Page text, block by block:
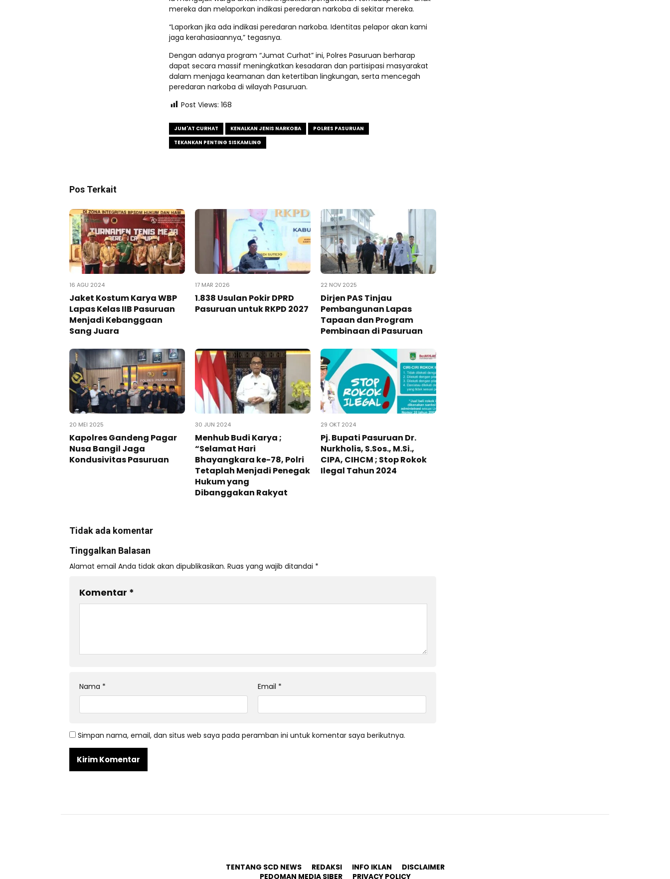
mereka dan melaporkan indikasi peredaran narkoba di sekitar mereka.
“Laporkan jika ada indikasi peredaran narkoba. Identitas pelapor akan kami
jaga kerahasiaannya,” tegasnya.
Dengan adanya program “Jumat Curhat” ini, Polres Pasuruan berharap
dapat secara massif meningkatkan kesadaran dan partisipasi masyarakat
dalam menjaga keamanan dan ketertiban lingkungan, serta mencegah
peredaran narkoba di wilayah Pasuruan.
Post Views: 168
JUM'AT CURHAT KENALKAN JENIS NARKOBA
POLRES PASURUAN
TEKANKAN PENTING SISKAMLING
Pos Terkait
16 AGU 2024
Jaket Kostum Karya WBP
Lapas Kelas IIB Pasuruan
Menjadi Kebanggaan
Sang Juara
17 MAR 2026
1.838 Usulan Pokir DPRD
Pasuruan untuk RKPD 2027
22 NOV 2025
Dirjen PAS Tinjau
Pembangunan Lapas
Tapaan dan Program
Pembinaan di Pasuruan
20 MEI 2025
Kapolres Gandeng Pagar
Nusa Bangil Jaga
Kondusivitas Pasuruan
30 JUN 2024
Menhub Budi Karya ;
“Selamat Hari
Bhayangkara ke-78, Polri
Tetaplah Menjadi Penegak
Hukum yang
Dibanggakan Rakyat
29 OKT 2024
Pj. Bupati Pasuruan Dr.
Nurkholis, S.Sos., M.Si.,
CIPA, CIHCM ; Stop Rokok
Ilegal Tahun 2024
Tidak ada komentar
Tinggalkan Balasan
Alamat email Anda tidak akan dipublikasikan. Ruas yang wajib ditandai *
Komentar *
Nama * Email *
Simpan nama, email, dan situs web saya pada peramban ini untuk komentar saya berikutnya.
TENTANG SCD NEWS REDAKSI INFO IKLAN
DISCLAIMER
PEDOMAN MEDIA SIBER
PRIVACY POLICY